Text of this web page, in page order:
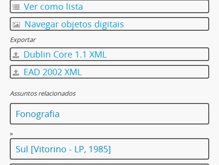
Ver como lista
Navegar objetos digitais
Exportar
Dublin Core 1.1 XML
EAD 2002 XML
Assuntos relacionados
Fonografia
»
Sul [Vitorino - LP, 1985]